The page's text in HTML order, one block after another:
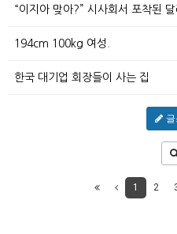
“이지아 맞아?” 시사회서 포착된
194cm 100kg 여성.
한국 대기업 회장들이 사는 집
1 2